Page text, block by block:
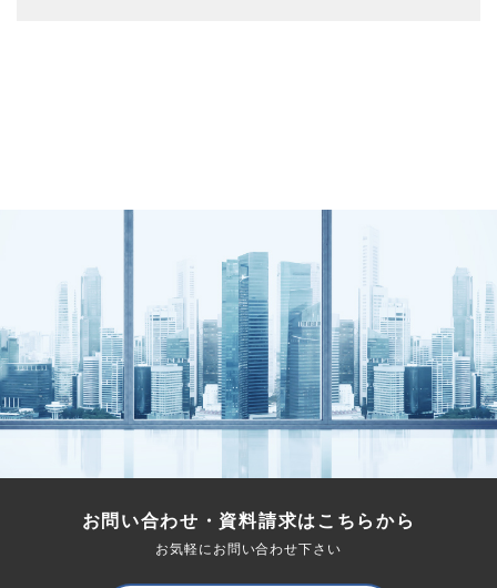
お問い合わせ・資料請求はこちらから
お気軽にお問い合わせ下さい